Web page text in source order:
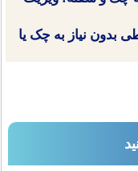
بدون نیاز به چک یا